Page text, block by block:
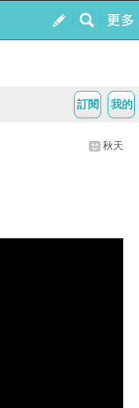
我的
訂閱
秋天